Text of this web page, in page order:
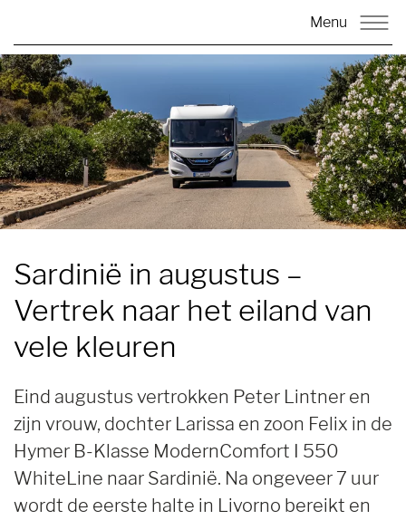
Menu
Sardinië in augustus –
Vertrek naar het eiland van
vele kleuren
Eind augustus vertrokken Peter Lintner en
zijn vrouw, dochter Larissa en zoon Felix in de
Hymer B-Klasse ModernComfort I 550
WhiteLine naar Sardinië. Na ongeveer 7 uur
wordt de eerste halte in Livorno bereikt en